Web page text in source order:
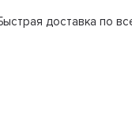
доставка по